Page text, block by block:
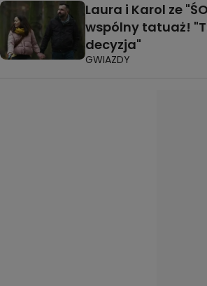
Laura i Karol ze
wspólny tatuaż!
decyzja"
GWIAZDY